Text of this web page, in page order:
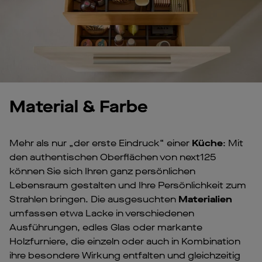
Material & Farbe
Mehr als nur „der erste Eindruck“ einer Küche: Mit
den authentischen Oberflächen von next125
können Sie sich Ihren ganz persönlichen
Lebensraum gestalten und Ihre Persönlichkeit zum
Strahlen bringen. Die ausgesuchten Materialien
umfassen etwa Lacke in verschiedenen
Ausführungen, edles Glas oder markante
Holzfurniere, die einzeln oder auch in Kombination
ihre besondere Wirkung entfalten und gleichzeitig